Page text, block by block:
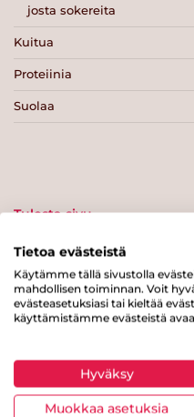
josta sokereita
Kuitua
Proteiinia
Suolaa
Tulosta sivu
Tästä merkistä
Sydänmerkki-tuotteen
Tietoa evästeistä
Käytämme tällä sivustolla
mahdollisen toiminnan. Voit
evästeasetuksiasi tai kieltää
käyttämistämme evästeistä
Hyväksy
Muokkaa asetuksia